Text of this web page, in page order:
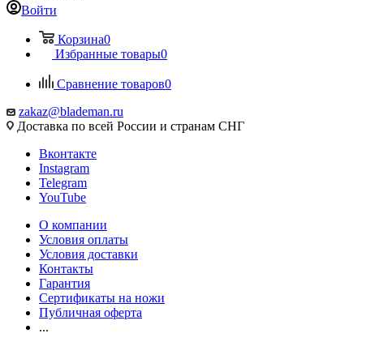
Войти
Корзина0
Избранные товары0
Сравнение товаров0
zakaz@blademan.ru
Доставка по всей России и странам СНГ
Вконтакте
Instagram
Telegram
YouTube
О компании
Условия оплаты
Условия доставки
Контакты
Гарантия
Сертификаты на ножи
Публичная оферта
...